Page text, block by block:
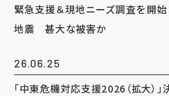
緊急支援＆現地ニーズ調査を開始
地震 甚大な被害か
26.06.25
「中東危機対応支援2026（拡大）」